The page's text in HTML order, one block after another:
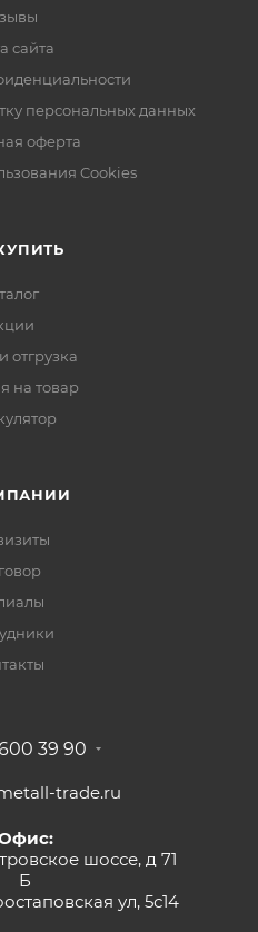
сайта
персональных данных
оферта
Cookies
отгрузка
на товар
39 90
trade.ru
шоссе, д 71
Б
ул, 5с14